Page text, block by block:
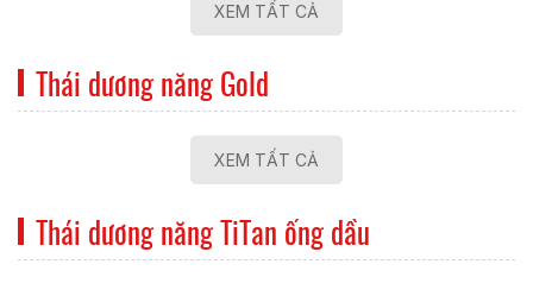
XEM TẤT CẢ
Thái dương năng Gold
XEM TẤT CẢ
Thái dương năng TiTan ống dầu